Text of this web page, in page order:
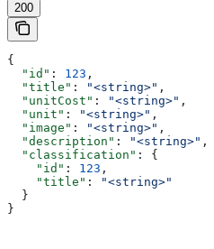
200
{
  "id"
: 123 ,
  "title"
: "<string>" ,
  "unitCost"
: "<string>" ,
  "unit"
: "<string>" ,
  "image"
: "<string>" ,
  "description"
: "<string>" ,
  "classification"
: {
    "id"
: 123 ,
    "title"
:
"<string>"
  }
}